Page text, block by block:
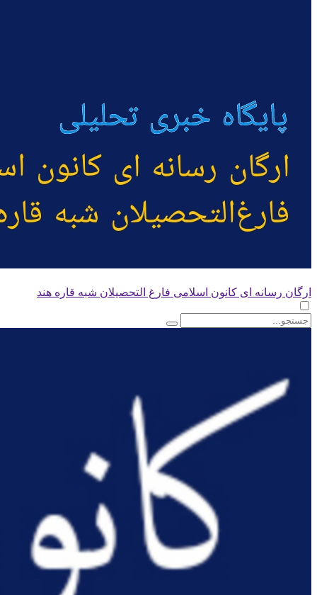
ارگان رسانه ای کانون اسلامی فارغ التحصیلان شبه قاره هند